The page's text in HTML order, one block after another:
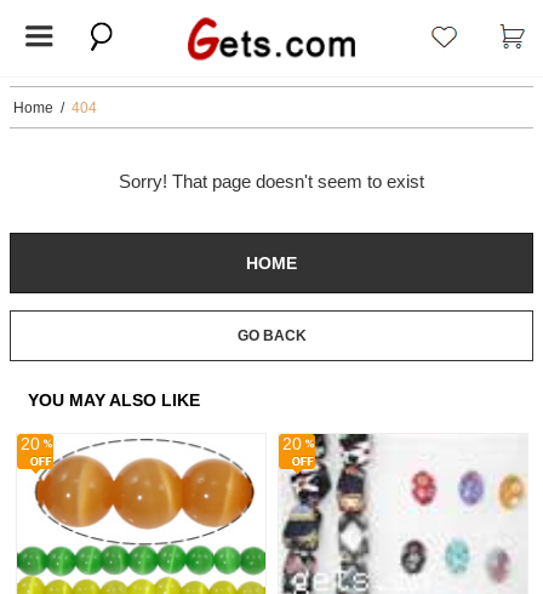
Home / 404
Sorry! That page doesn't seem to exist
HOME
GO BACK
YOU MAY ALSO LIKE
20 20